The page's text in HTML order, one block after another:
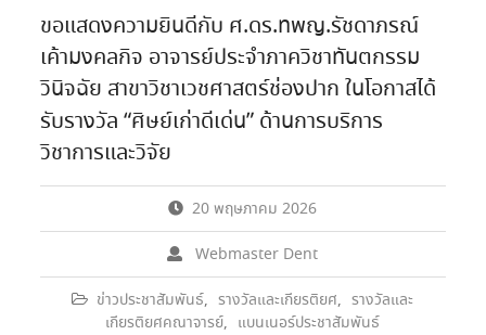
ขอแสดงความยินดีกับ ศ.ดร.ทพญ.รัชดาภรณ์
เค้ามงคลกิจ อาจารย์ประจำภาควิชาทันตกรรม
วินิจฉัย สาขาวิชาเวชศาสตร์ช่องปาก ในโอกาสได้
รับรางวัล “ศิษย์เก่าดีเด่น” ด้านการบริการ
วิชาการและวิจัย
20 พฤษภาคม 2026
Webmaster Dent
ข่าวประชาสัมพันธ์, รางวัลและเกียรติยศ, รางวัลและ
เกียรติยศคณาจารย์, แบนเนอร์ประชาสัมพันธ์